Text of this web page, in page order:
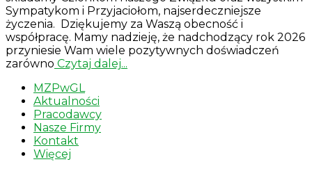
Sympatykom i Przyjaciołom, najserdeczniejsze
życzenia. Dziękujemy za Waszą obecność i
współpracę. Mamy nadzieję, że nadchodzący rok 2026
przyniesie Wam wiele pozytywnych doświadczeń
zarówno Czytaj dalej...
MZPwGL
Aktualności
Pracodawcy
Nasze Firmy
Kontakt
Więcej